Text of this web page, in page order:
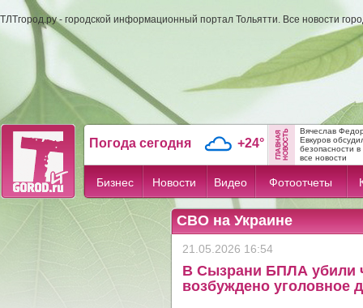
ТЛТгород.ру - городской информационный портал Тольятти. Все новости
Погода сегодня +24°
Вячеслав
Евкуров
безопасности в
все новости
Бизнес Новости Видео Фотоотчеты
СВО на Украине
21.05.2026 16:54
В Сызрани БПЛА убили
возбуждено уголовное